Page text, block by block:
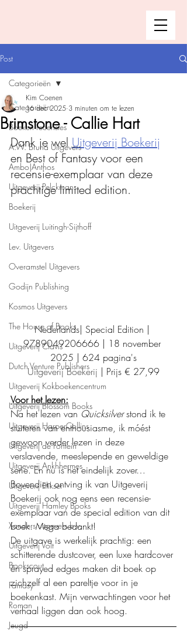
Post
Categorieën
Boeken recensies
A.W. Bruna Uitgevers
Ambo|Anthos
Uitgeverij Pelckmans
Boekerij
Uitgeverij Luitingh-Sijthoff
Lev. Uitgevers
Overamstel Uitgevers
Godijn Publishing
Kosmos Uitgevers
The House of Books
Uitgeverij Clavis
Dutch Venture Publishers
Uitgeverij Kokboekencentrum
Uitgeverij Blossom Books
Uitgeverij HarperCollins
Uitgeverij de Fontein
Uitgeverij Ankhhermes
Uitgeverij Elikser
Uitgeverij Hamley Books
Xanders uitgevers b.v.
Uitgeverij Volt
Bookscout
Fantasy
Roman
Jeugd
Categorieën
Brimstone - Callie Hart
Kim Coenen
16 dec 2025 3 minuten om te lezen
Dank je wel Uitgeverij Boekerij
en Best of Fantasy voor een
recensie-exemplaar van deze
prachtige limited edition.
Nederlands| Special Edition |
9789049206666 | 18 november
2025 | 624 pagina's
Uitgeverij Boekerij | Prijs € 27,99
Voor het lezen:
Na het lezen van Quicksilver stond ik te
stuiteren van enthousiasme, ik móést
gewoon verder lezen in deze
verslavende, meeslepende en geweldige
serie. En nu is het eindelijk zover…
Bovendien ontving ik van Uitgeverij
Boekerij ook nog eens een recensie-
exemplaar van de special edition van dit
boek. Mega bedankt!
De uitgave is werkelijk prachtig: een
schitterende dustcover, een luxe hardcover
én sprayed edges maken dit boek op
zichzelf al een pareltje voor in je
boekenkast. Mijn verwachtingen voor het
verhaal liggen dan ook hoog.